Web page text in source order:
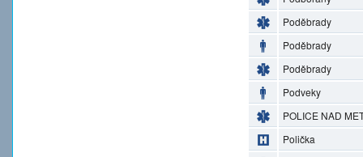
Poděbrady
Poděbrady
Poděbrady
Podveky
POLICE NAD
Polička